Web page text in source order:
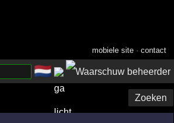
mobiele site ·contact
🇳🇱
Zoeken